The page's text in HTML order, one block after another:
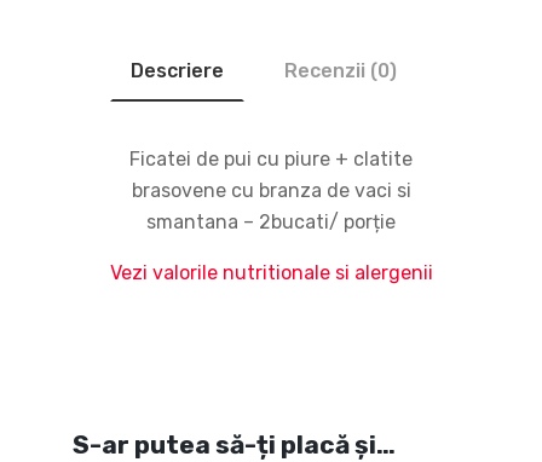
Descriere Recenzii (0)
Ficatei de pui cu piure + clatite
brasovene cu branza de vaci si
smantana – 2bucati/ porție
Vezi valorile nutritionale si alergenii
S-ar putea să-ți placă și…